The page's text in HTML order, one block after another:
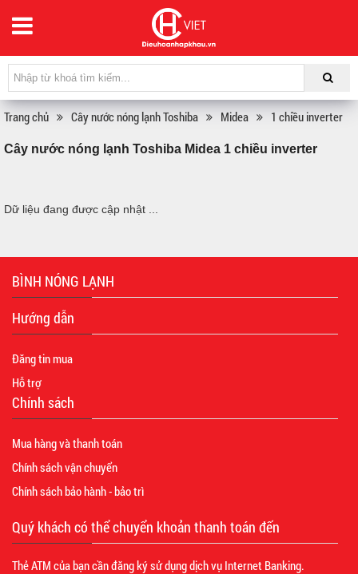
Trang chủ Cây nước nóng lạnh Toshiba Midea 1 chiều inverter
Cây nước nóng lạnh Toshiba Midea 1 chiều inverter
Dữ liệu đang được cập nhật ...
BÌNH NÓNG LẠNH
Hướng dẫn
Đăng tin mua
Hỗ trợ
Chính sách
Mua hàng và thanh toán
Chính sách vận chuyển
Chính sách bảo hành - bảo trì
Quý khách có thể chuyển khoản thanh toán đến
Thẻ ATM của bạn cần đăng ký sử dụng dịch vụ Internet Banking.